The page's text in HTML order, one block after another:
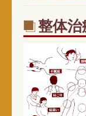
整体治